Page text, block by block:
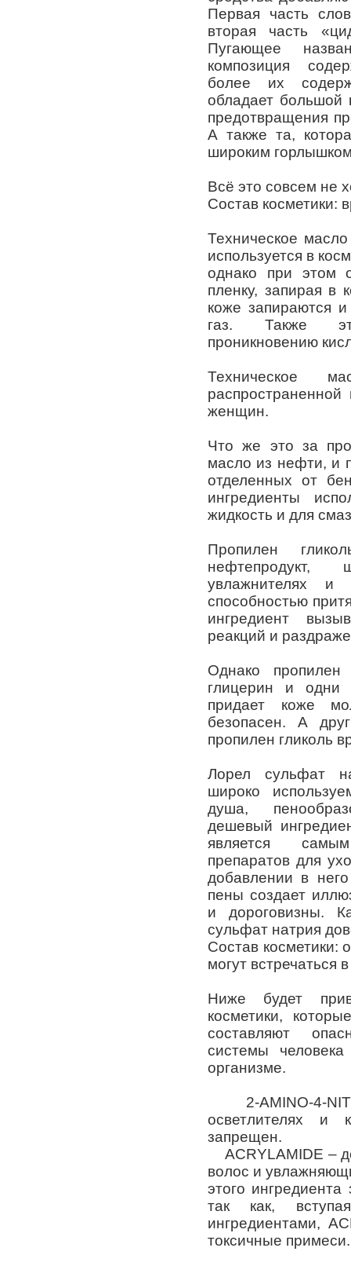
Первая часть
вторая часть
Пугающее
композиция
более их
обладает большой
предотвращения
А также та,
широким
Всё это совсем не
Состав косметики:
Техническое
используется в
однако при этом
пленку, запирая в
коже запираются
газ. Также
проникновению
Техническое
женщин.
Что же это за
масло из нефти, и
отделенных от
ингредиенты
жидкость и для
Пропилен
увлажнителях и
способностью
ингредиент
реакций и
Однако
глицерин и одни
придает коже
безопасен. А
пропилен гликоль
Лорел сульфат
широко
душа,
дешевый
является
препаратов для
добавлении в
пены создает
и дороговизны.
сульфат натрия
Состав косметики:
могут встречаться
Ниже будет
косметики,
составляют
системы
организме.
2-AMINO-4-
осветлителях
запрещен.
ACRYLAMIDE –
волос и
этого ингредиента
так как,
ингредиентами,
токсичные примеси.